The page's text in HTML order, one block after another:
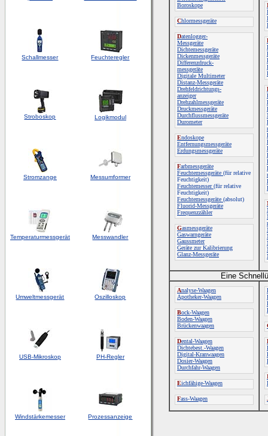
Schallmesser Feuchteregler
Stroboskop Logikmodul
Stromzange Messumformer
Temperaturmessgerät Messwandler
Umweltmessgerät Oszilloskop
USB-Mikroskop PH-Regler
Windstärkemesser Prozessanzeige
Boroskope
Chlormessgeräte
Datenlogger-
Messgeräte
Dichtemessgeräte
Dickenmessgeräte
Differenzdruck-
messgeräte
Digitale Multimeter
Distanz-Messgeräte
Drehfeldrichtungs-
anzeiger
Drehzahlmessgeräte
Druckmessgeräte
Durchflussmessgeräte
Durometer
Endoskope
Entfernungsmessgeräte
Erdungsmessgeräte
Farbmessgeräte
Feuchtemessgeräte (für relative
Feuchtigkeit)
Feuchtemesser(für relative
Feuchtigkeit)
Feuchtemessgeräte (absolut)
Fluorid-Messgeräte
Frequenzzähler
Gasmessgeräte
Gaswarngeräte
Gaussmeter
Geräte zur Kalibrierung
Glanz-Messgeräte
Eine
Analyse-Waagen
Apotheker-Waagen
Bock-Waagen
Boden-Waagen
Brückenwaagen
Dental-Waagen
Dichtebest.-Waagen
Digital-Kranwaagen
Dosier-Waagen
Durchfahr-Waagen
Eichfähige-Waagen
Fass-Waagen